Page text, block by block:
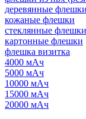
деревянные флешки
кожаные флешки
стеклянные флешки
картонные флешки
флешка визитка
4000 мАч
5000 мАч
10000 мАч
15000 мАч
20000 мАч